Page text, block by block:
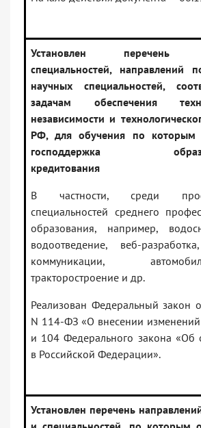
Установлен перечень
специальностей, направлений
научных специальностей,
задачам обеспечения
независимости и
РФ, для обучения по которым
господдержка
кредитования
В частности, среди
специальностей среднего
образования, например,
водоотведение, веб-
коммуникации,
тракторостроение и др.
Реализован Федеральный закон
N 114-ФЗ «О внесении изменений
и 104 Федерального закона «Об
в Российской Федерации».
Установлен перечень